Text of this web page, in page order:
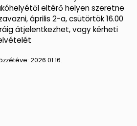
eltérő helyen szeretne
április 2-a, csütörtök 16.00
átjelentkezhet, vagy kérheti
2026.01.16.